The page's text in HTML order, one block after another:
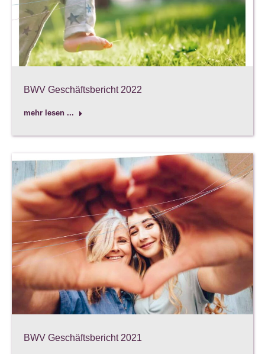
BWV Geschäftsbericht 2022
mehr lesen ...
BWV Geschäftsbericht 2021